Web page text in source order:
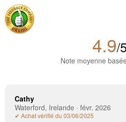
4.9/5
Note moyenne
Cathy
Waterford, Irelande · févr. 2026
✔ Achat vérifié du 03/06/2025